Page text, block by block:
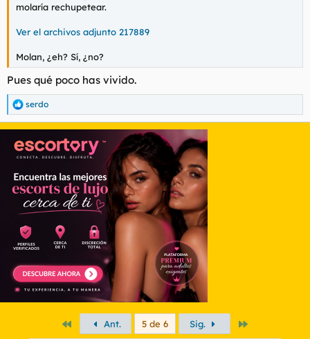
molaría rechupetear.
Ver el archivos adjunto 217889
Molan, ¿eh? Sí, ¿no?
Pues qué poco has vivido.
R
e
a
c
c
o
n
e
serdo
PrimeroAnt. 5 de 6 Sig.